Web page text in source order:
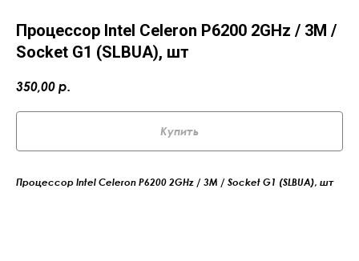
Процессор Intel Celeron P6200 2GHz / 3M /
Socket G1 (SLBUA), шт
350,00 р.
Купить
Процессор Intel Celeron P6200 2GHz / 3M / Socket G1 (SLBUA), шт